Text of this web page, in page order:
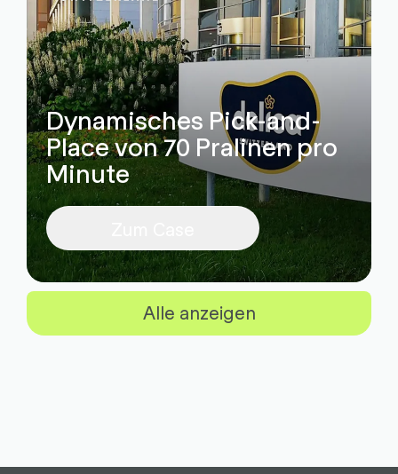
Dynamisches Pick-and-
Place von 70 Pralinen pro
Minute
Alle anzeigen